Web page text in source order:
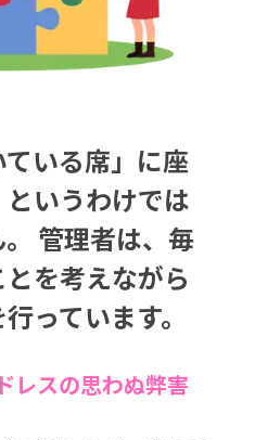
いる席」に座
いうわけでは
管理者は、毎
を考えながら
っています。
レスの思わぬ弊害